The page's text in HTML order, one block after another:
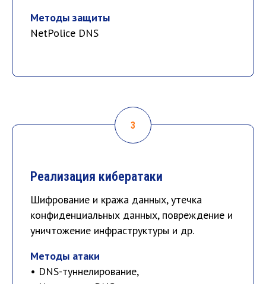
Методы защиты
NetPolice DNS
Реализация кибератаки
Шифрование и кража данных, утечка
конфиденциальных данных, повреждение и
уничтожение инфраструктуры и др.
Методы атаки
• DNS-туннелирование,